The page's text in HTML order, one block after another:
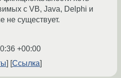
с VB, Java, Delphi и
не существует.
+00:00
Ссылка